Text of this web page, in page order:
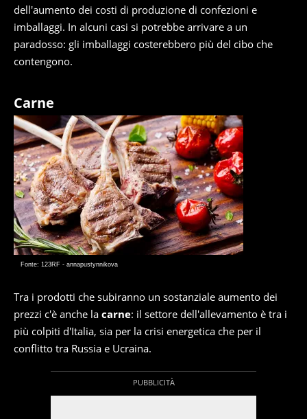
dell'aumento dei costi di produzione di confezioni e
imballaggi. In alcuni casi si potrebbe arrivare a un
paradosso: gli imballaggi costerebbero più del cibo che
contengono.
Carne
Fonte: 123RF - annapustynnikova
Tra i prodotti che subiranno un sostanziale aumento dei
prezzi c'è anche la carne: il settore dell'allevamento è tra i
più colpiti d'Italia, sia per la crisi energetica che per il
conflitto tra Russia e Ucraina.